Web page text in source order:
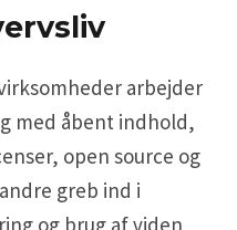
arbejder
med åbent indhold,
open source og
greb ind i
og brug af viden